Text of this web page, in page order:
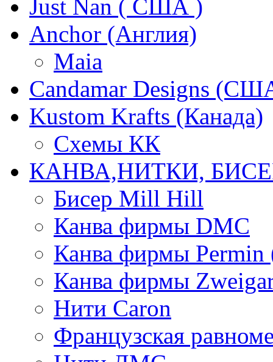
Just Nan ( США )
Anchor (Англия)
Maia
Candamar Designs
Kustom Krafts (Канада)
Схемы КК
КАНВА,НИТКИ,
Бисер Mill Hill
Канва фирмы DMC
Канва фирмы Permin
Канва фирмы
Нити Caron
Французская